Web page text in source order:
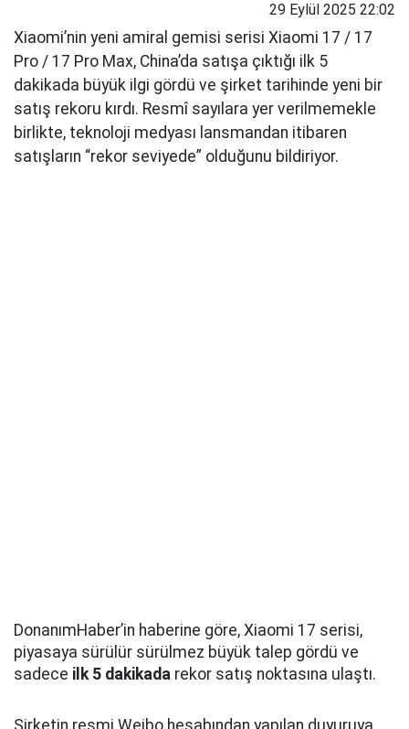
29 Eylül 2025 22:02
Xiaomi’nin yeni amiral gemisi serisi Xiaomi 17 / 17
Pro / 17 Pro Max, China’da satışa çıktığı ilk 5
dakikada büyük ilgi gördü ve şirket tarihinde yeni bir
satış rekoru kırdı. Resmî sayılara yer verilmemekle
birlikte, teknoloji medyası lansmandan itibaren
satışların “rekor seviyede” olduğunu bildiriyor.
DonanımHaber’in haberine göre, Xiaomi 17 serisi,
piyasaya sürülür sürülmez büyük talep gördü ve
sadece ilk 5 dakikada rekor satış noktasına ulaştı.